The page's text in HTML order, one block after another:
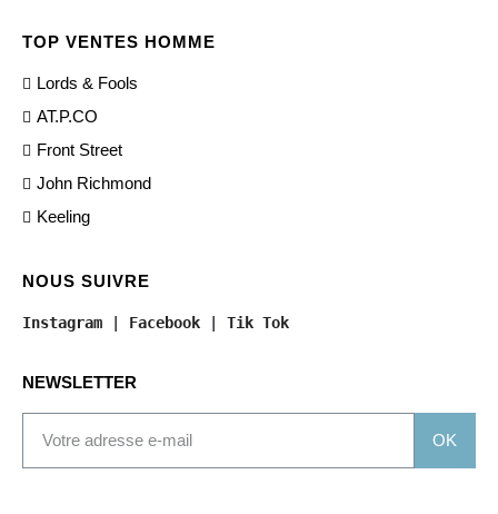
TOP VENTES HOMME
Lords & Fools
AT.P.CO
Front Street
John Richmond
Keeling
NOUS SUIVRE
Instagram Facebook Tik Tok
NEWSLETTER
OK